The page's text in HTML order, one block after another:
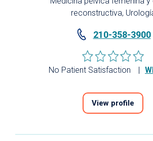
reconstructiva,
210-358-3900
No Patient Satisfaction
View profile